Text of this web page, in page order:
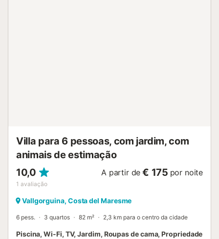
Villa para 6 pessoas, com jardim, com
animais de estimação
10,0
1 avaliação
A partir de € 175 por noite
Vallgorguina, Costa del Maresme
6 pess. 3 quartos 82 m² 2,3 km para o centro da cidade
Piscina, Wi-Fi, TV, Jardim, Roupas de cama, Propriedade